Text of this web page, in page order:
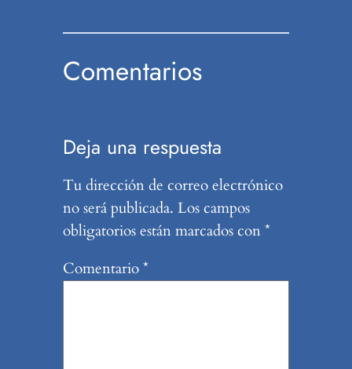
Comentarios
Deja una respuesta
Tu dirección de correo electrónico
no será publicada. Los campos
obligatorios están marcados con*
Comentario*